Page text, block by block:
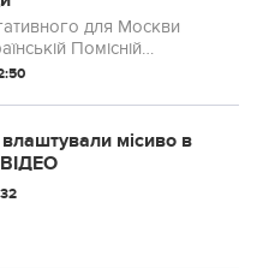
для Москви
Помісній
(УППЦ) вже
"самооборони", які
на т...
влаштували місиво в
ВІДЕО